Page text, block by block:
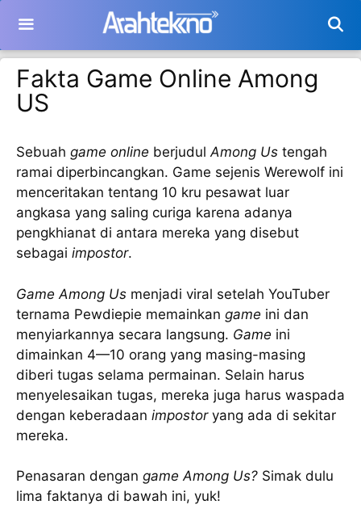
isi
Fakta Game Online Among
US
Sebuah game online berjudulAmong Us tengah
ramai diperbincangkan. Game sejenis Werewolf ini
menceritakan tentang 10 kru pesawat luar
angkasa yang saling curiga karena adanya
pengkhianat di antara mereka yang disebut
sebagai impostor.
Game Among Us menjadi viral setelah YouTuber
ternama Pewdiepie memainkan game ini dan
menyiarkannya secara langsung. Game ini
dimainkan 4—10 orang yang masing-masing
diberi tugas selama permainan. Selain harus
menyelesaikan tugas, mereka juga harus waspada
dengan keberadaan impostor yang ada di sekitar
mereka.
Penasaran dengan gameAmong Us? Simak dulu
lima faktanya di bawah ini, yuk!